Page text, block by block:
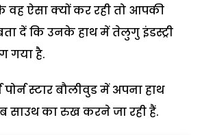
वह ऐसा क्यों कर रही तो आपकी
दें कि उनके हाथ में तेलुगु इंडस्ट्री
गया है.
स्टार बौलीवुड में अपना हाथ
का रुख करने जा रही हैं.